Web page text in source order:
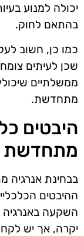
יכולה למנוע
בהתאם לחוק.
כמו כן, חשוב
שכן לעיתים
ממשלתיים
מתחדשת.
היבטים
מתחדשת
בבחינת אנרגיה
ההיבטים
השקעה
יקרה, אך יש